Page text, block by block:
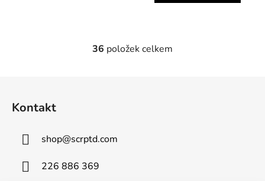
O
36 položek celkem
Kontakt
shop@scrptd.com
226 886 369